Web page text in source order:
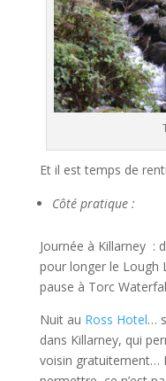
Et il est temps de
Côté pratique :
Journée à Killarney :
pour longer le Lough
pause à Torc
Nuit au Ross Hotel…
dans Killarney, qui
voisin gratuitement…